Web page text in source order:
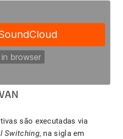
são executadas via
Switching, na sigla em